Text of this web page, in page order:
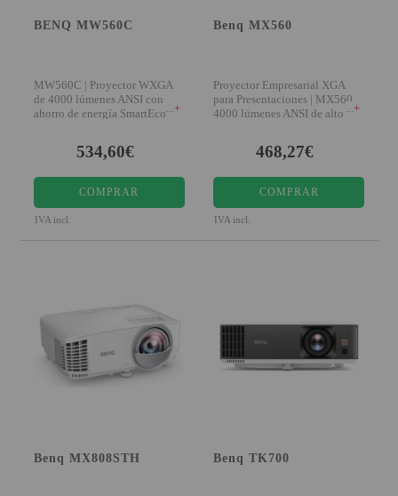
OFERTAS DESTACADAS
PANTALLAS DE
PROYECCIÓN
PRODUCTOS
SOPORTE PARA PROYECTOR
CABLES Y ACCESORIOS
951 10 21 22
Lunes a Viernes:9.00h a 15.30h
pedidos@proyectorbarato.com
BENQ MW560C
MW560C | Proyector WXGA
de 4000 lúmenes ANSI con
ahorro de energía SmartEco
+
534,60€
COMPRAR
IVA incl.
Benq MX560
Proyector Empresarial XGA
para Presentaciones | MX560
4000 lúmenes ANSI de alto
+
468,27€
COMPRAR
IVA incl.
Benq MX808STH Benq TK700